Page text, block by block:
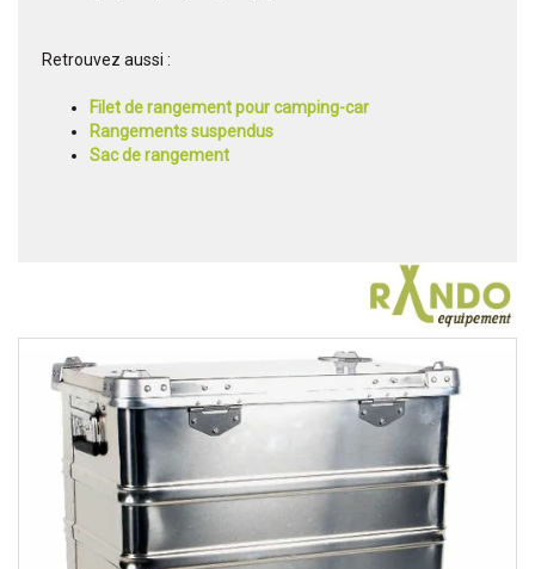
Retrouvez aussi :
Filet de rangement pour camping-car
Rangements suspendus
Sac de rangement